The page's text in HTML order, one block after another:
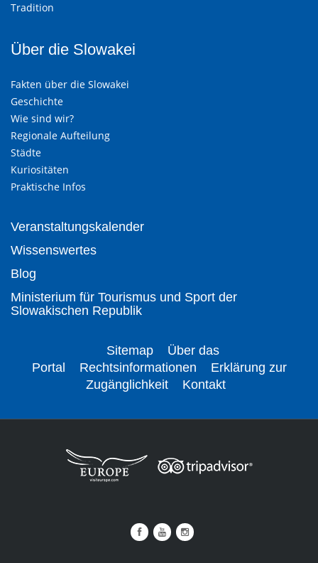
Tradition
Über die Slowakei
Fakten über die Slowakei
Geschichte
Wie sind wir?
Regionale Aufteilung
Städte
Kuriositäten
Praktische Infos
Veranstaltungskalender
Wissenswertes
Blog
Ministerium für Tourismus und Sport der
Slowakischen Republik
Sitemap
Über das
Portal
Rechtsinformationen
Erklärung zur
Zugänglichkeit
Kontakt